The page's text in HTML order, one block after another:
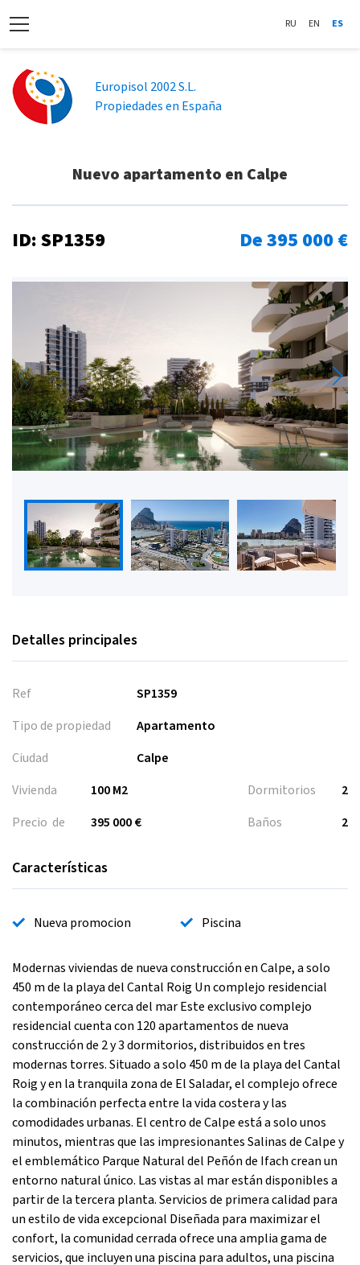
RU EN ES
Europisol 2002 S.L.
Propiedades en España
Nuevo apartamento en Calpe
ID: SP1359 De 395 000 €
Detalles principales
Ref
SP1359
Tipo de propiedad
Apartamento
Ciudad
Calpe
Vivienda
100 M2
Precio de
395 000 €
Dormitorios
2
Baños
2
Características
Nueva promocion Piscina
Modernas viviendas de nueva construcción en Calpe, a solo
450 m de la playa del Cantal Roig Un complejo residencial
contemporáneo cerca del mar Este exclusivo complejo
residencial cuenta con 120 apartamentos de nueva
construcción de 2 y 3 dormitorios, distribuidos en tres
modernas torres. Situado a solo 450 m de la playa del Cantal
Roig y en la tranquila zona de El Saladar, el complejo ofrece
la combinación perfecta entre la vida costera y las
comodidades urbanas. El centro de Calpe está a solo unos
minutos, mientras que las impresionantes Salinas de Calpe y
el emblemático Parque Natural del Peñón de Ifach crean un
entorno natural único. Las vistas al mar están disponibles a
partir de la tercera planta. Servicios de primera calidad para
un estilo de vida excepcional Diseñada para maximizar el
confort, la comunidad cerrada ofrece una amplia gama de
servicios, que incluyen una piscina para adultos, una piscina